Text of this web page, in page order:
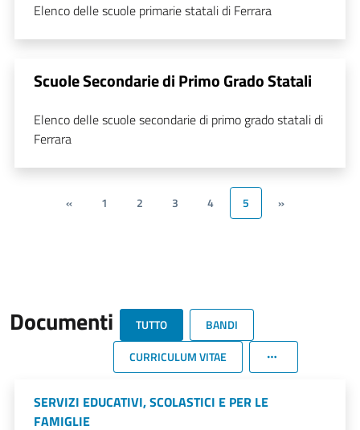
Elenco delle scuole primarie statali di Ferrara
Scuole Secondarie di Primo Grado Statali
Elenco delle scuole secondarie di primo grado statali di
Ferrara
« 1 2 3 4 5 »
Documenti TUTTO
BANDI
CURRICULUM VITAE
SERVIZI EDUCATIVI, SCOLASTICI E PER LE
FAMIGLIE